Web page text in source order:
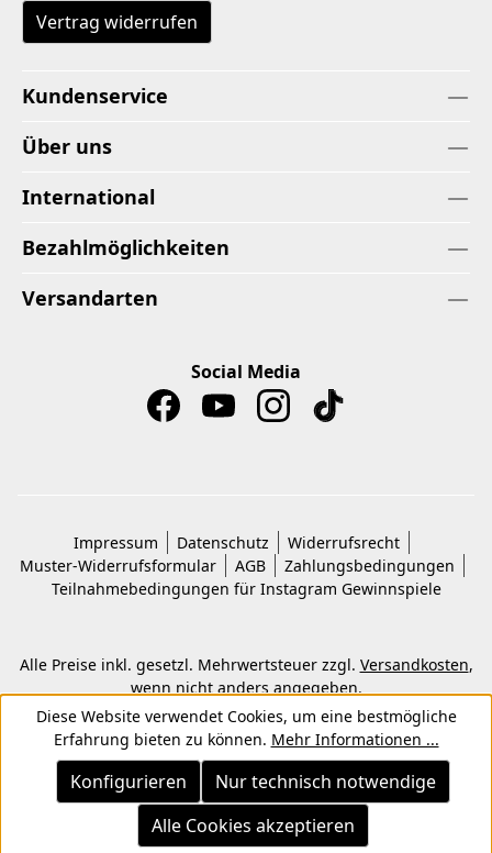
Vertrag widerrufen
Kundenservice
Über uns
International
Bezahlmöglichkeiten
Versandarten
Social Media
Impressum Datenschutz
Widerrufsrecht
Muster-Widerrufsformular
AGB
Zahlungsbedingungen
Teilnahmebedingungen für Instagram Gewinnspiele
Alle Preise inkl. gesetzl. Mehrwertsteuer zzgl. Versandkosten,
wenn nicht anders angegeben.
© 2026 Copyright © Kwon KG. Alle Rechte vorbehalten.
Diese Website verwendet Cookies, um eine bestmögliche
Erfahrung bieten zu können. Mehr Informationen ...
Nur technisch notwendige
Konfigurieren
Alle Cookies akzeptieren